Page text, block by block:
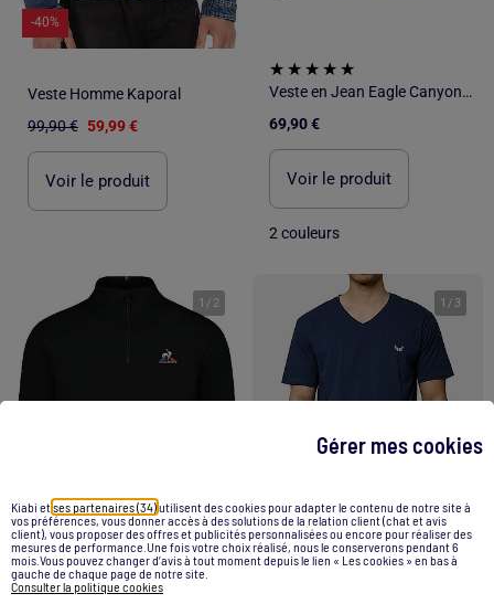
Gérer mes cookies
Kiabi etses partenaires (34)utilisent des cookies pour adapter le contenu de notre site à
vos préférences, vous donner accès à des solutions de la relation client (chat et avis
client), vous proposer des offres et publicités personnalisées ou encore pour réaliser des
mesures de performance.Une fois votre choix réalisé, nous le conserverons pendant 6
mois.Vous pouvez changer d’avis à tout moment depuis le lien « Les cookies » en bas à
gauche de chaque page de notre site.
Consulter la politique cookies
-40%
Veste Homme Kaporal
99,90 € 59,99 €
Voir le produit
Veste en Jean Eagle Canyon - ATLAS FOR MEN
69,90 €
Voir le produit
2 couleurs
1 / 2
-40%
1 / 3
-36%